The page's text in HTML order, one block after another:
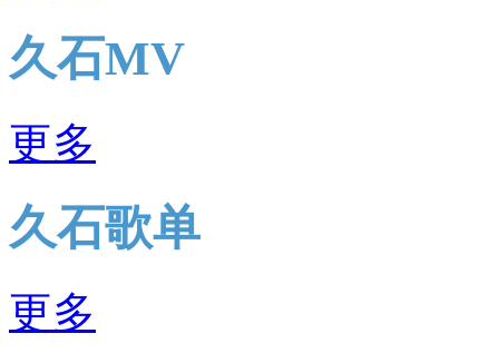
久石MV
更多
久石歌单
更多